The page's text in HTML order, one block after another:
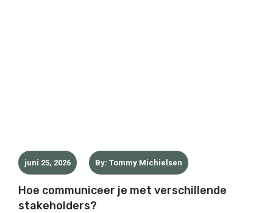
juni 25, 2026 By: Tommy Michielsen
Hoe communiceer je met verschillende
stakeholders?